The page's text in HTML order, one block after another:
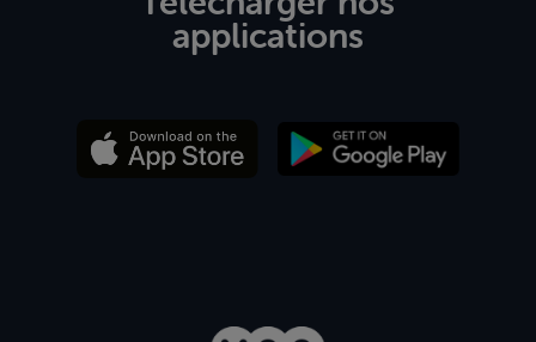
applications